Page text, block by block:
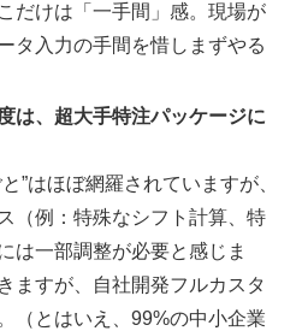
だけは「一手間」感。現場が
タ入力の手間を惜しまずやる
は、超大手特注パッケージに
”はほぼ網羅されていますが、
（例：特殊なシフト計算、特
は一部調整が必要と感じま
ますが、自社開発フルカスタ
（とはいえ、99%の中小企業